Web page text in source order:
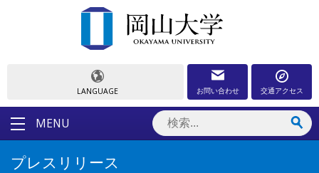
LANGUAGE お問い合わせ 交通アクセス
MENU
プレスリリース